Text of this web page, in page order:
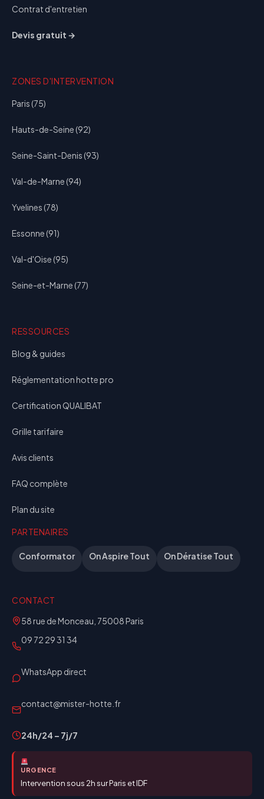
Contrat d'entretien
Devis gratuit →
ZONES D'INTERVENTION
Paris (75)
Hauts-de-Seine (92)
Seine-Saint-Denis (93)
Val-de-Marne (94)
Yvelines (78)
Essonne (91)
Val-d'Oise (95)
Seine-et-Marne (77)
RESSOURCES
Blog & guides
Réglementation hotte pro
Certification QUALIBAT
Grille tarifaire
Avis clients
FAQ complète
Plan du site
PARTENAIRES
Conformator On Aspire Tout On Dératise Tout
CONTACT
58 rue de Monceau, 75008 Paris
09 72 29 31 34
WhatsApp direct
contact@mister-hotte.fr
24h/24 – 7j/7
URGENCE
Intervention sous 2h sur Paris et IDF